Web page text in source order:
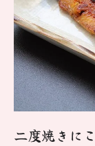
二度焼きに